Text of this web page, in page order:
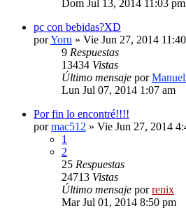
Dom Jul 13, 2014 11:03 pm
pc con bebidas?XD
porYoru » Vie Jun 27, 2014
9 Respuestas
13434 Vistas
Último mensaje por
Lun Jul 07, 2014 1:07 am
Por fin lo encontré!!!!
pormac512 » Vie Jun 27, 2014
1
2
25 Respuestas
24713 Vistas
Último mensaje porrenix
Mar Jul 01, 2014 8:50 pm